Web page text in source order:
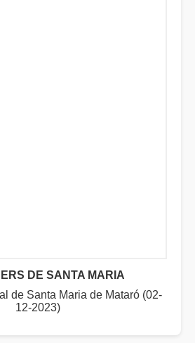
DE SANTA MARIA
de Santa Maria de Mataró (02-
12-2023)